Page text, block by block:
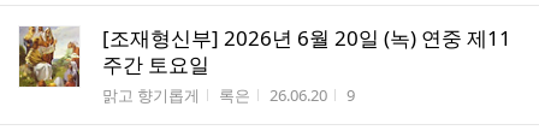
[조재형신부] 2026년 6월 20일 (녹) 연중 제11
주간 토요일
게시판명
맑고 향기롭게 작성자
록은 작성시간
26.06.20 조회수
9